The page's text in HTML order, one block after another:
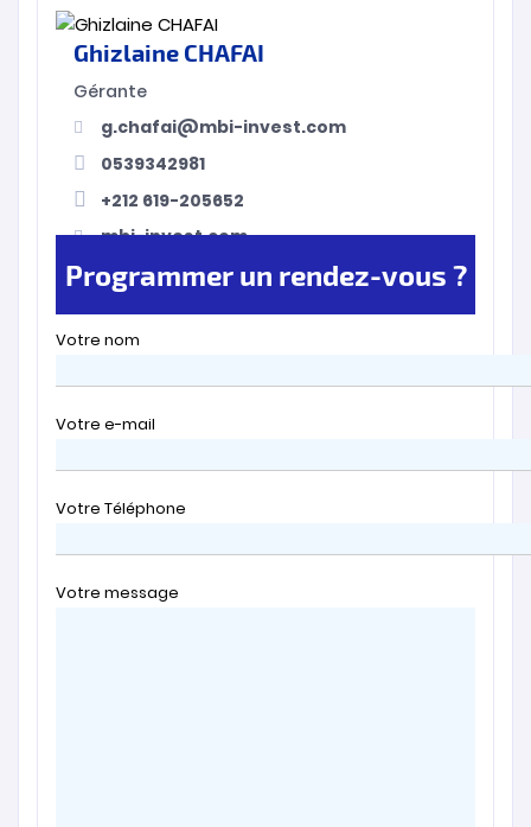
Ghizlaine CHAFAI
Gérante
g.chafai@mbi-invest.com
0539342981
+212 619-205652
mbi-invest.com
Programmer un rendez-vous ?
Votre nom
Votre e-mail
Votre Téléphone
Votre message